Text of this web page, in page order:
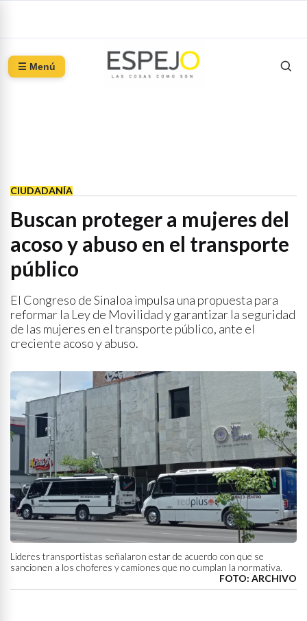
☰ Menú
CIUDADANÍA
Buscan proteger a mujeres del
acoso y abuso en el transporte
público
El Congreso de Sinaloa impulsa una propuesta para
reformar la Ley de Movilidad y garantizar la seguridad
de las mujeres en el transporte público, ante el
creciente acoso y abuso.
Lideres transportistas señalaron estar de acuerdo con que se
sancionen a los choferes y camiones que no cumplan la normativa.
FOTO: ARCHIVO